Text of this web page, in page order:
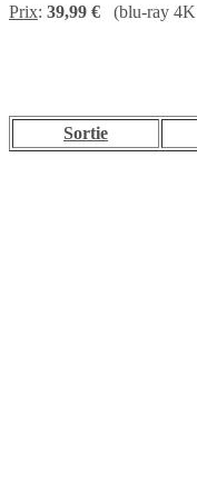
Prix: 39,99 €
(blu-ray
Sortie